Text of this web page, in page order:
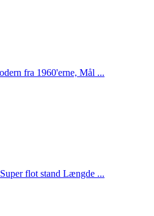
fra 1960'erne, Mål ...
flot stand Længde ...